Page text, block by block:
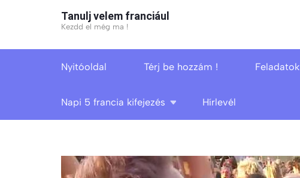
Tanulj velem franciául
Kezdd el még ma !
Nyitóoldal Térj be hozzám ! Feladatok
Napi 5 francia kifejezés Hírlevél